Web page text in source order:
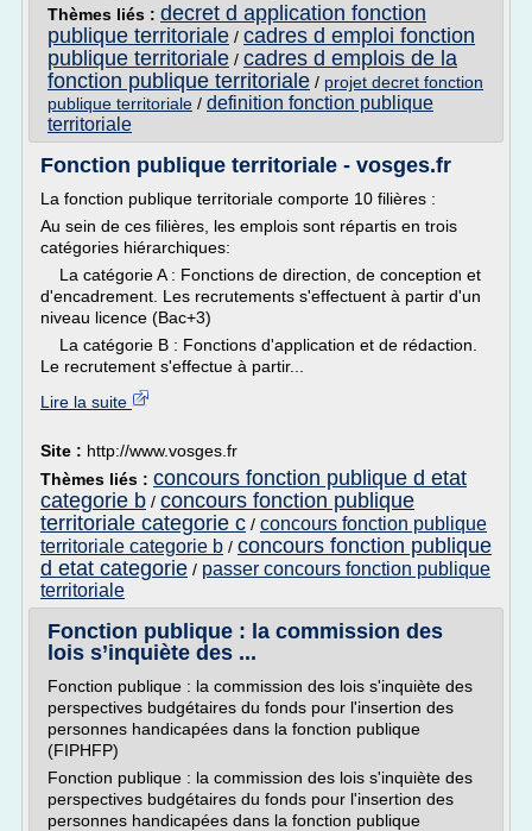
Thèmes liés : decret d application fonction
publique territoriale / cadres d emploi fonction
publique territoriale / cadres d emplois de la
fonction publique territoriale / projet decret fonction
publique territoriale / definition fonction publique
territoriale
Fonction publique territoriale - vosges.fr
La fonction publique territoriale comporte 10 filières :
Au sein de ces filières, les emplois sont répartis en trois
catégories hiérarchiques:
La catégorie A : Fonctions de direction, de conception et
d'encadrement. Les recrutements s'effectuent à partir d'un
niveau licence (Bac+3)
La catégorie B : Fonctions d'application et de rédaction.
Le recrutement s'effectue à partir...
Lire la suite
Site : http://www.vosges.fr
Thèmes liés : concours fonction publique d etat
categorie b / concours fonction publique
territoriale categorie c / concours fonction publique
territoriale categorie b / concours fonction publique
d etat categorie / passer concours fonction publique
territoriale
Fonction publique : la commission des
lois s’inquiète des ...
Fonction publique : la commission des lois s'inquiète des
perspectives budgétaires du fonds pour l'insertion des
personnes handicapées dans la fonction publique
(FIPHFP)
Fonction publique : la commission des lois s'inquiète des
perspectives budgétaires du fonds pour l'insertion des
personnes handicapées dans la fonction publique